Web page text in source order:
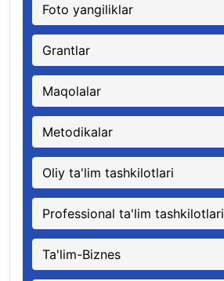
Foto yangiliklar
Grantlar
Maqolalar
Metodikalar
Oliy ta'lim tashkilotlari
Professional ta'lim tashkilotlari
Ta'lim-Biznes